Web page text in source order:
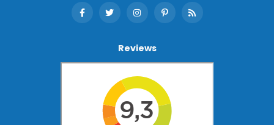
Reviews